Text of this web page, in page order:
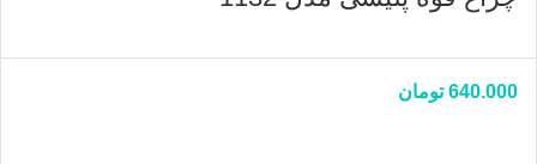
640.000 تومان